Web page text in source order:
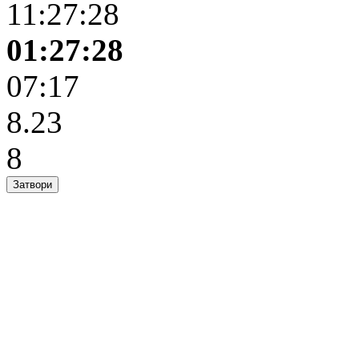
11:27:28
01:27:28
07:17
8.23
8
Затвори